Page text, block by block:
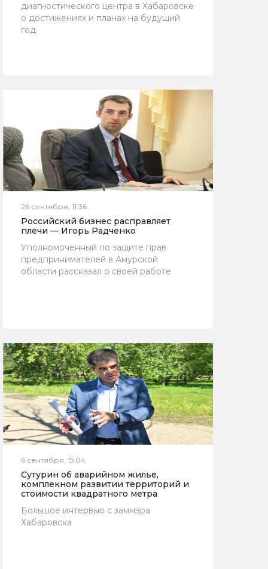
диагностического центра в Хабаровске
о достижениях и планах на будущий
год
26 сентября, 11:36
Российский бизнес расправляет
плечи — Игорь Радченко
Уполномоченный по защите прав
предпринимателей в Амурской
области рассказал о своей работе
6 сентября, 15:04
Сутурин об аварийном жилье,
комплекном развитии территорий и
стоимости квадратного метра
Большое интервью с заммэра
Хабаровска